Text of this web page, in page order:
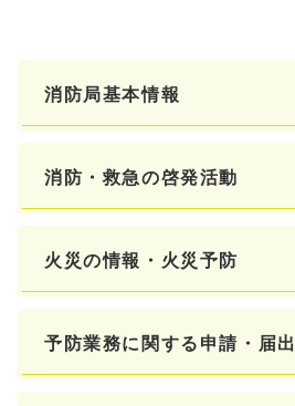
消防局基本情報
消防・救急の啓発活動
火災の情報・火災予防
予防業務に関する申請・届出